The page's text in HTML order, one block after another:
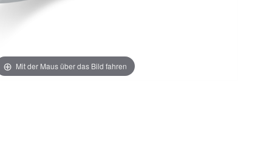
Mit der Maus über das Bild fahren